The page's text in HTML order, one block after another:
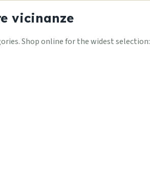
vicinanze
Shop online for the widest selection: